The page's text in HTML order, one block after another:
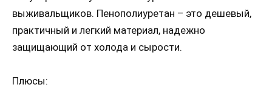
выживальщиков. Пенополиуретан – это дешевый,
практичный и легкий материал, надежно
защищающий от холода и сырости.
Плюсы: